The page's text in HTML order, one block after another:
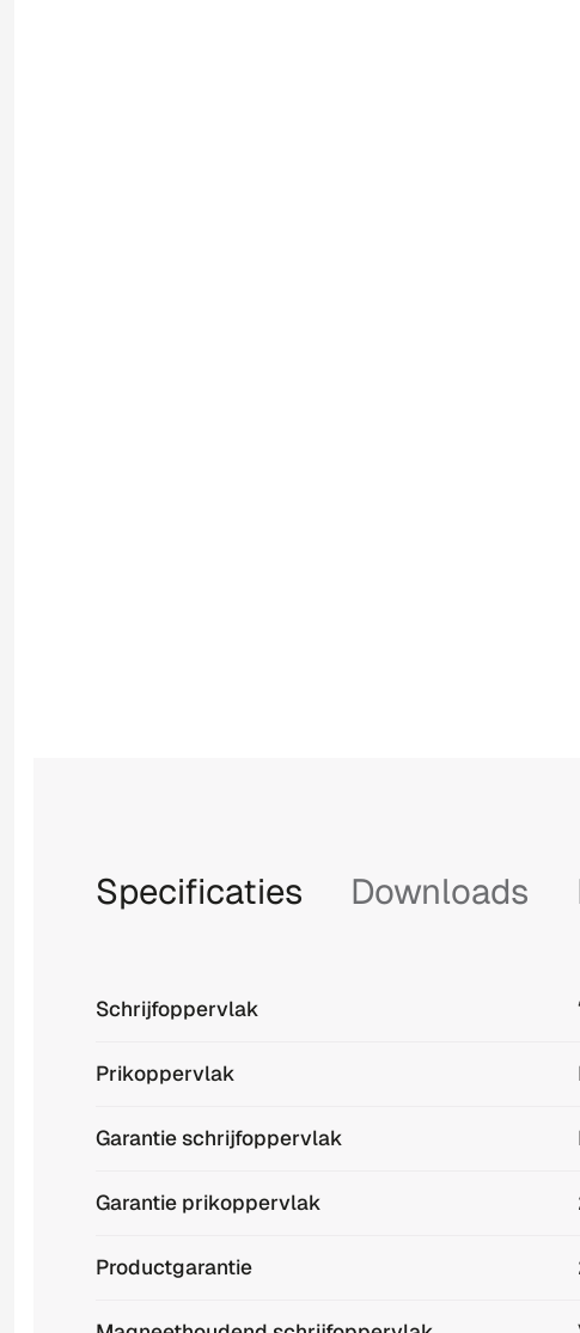
Specificaties Downloads
Schrijfoppervlak
Prikoppervlak
Garantie schrijfoppervlak
Garantie prikoppervlak
Productgarantie